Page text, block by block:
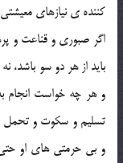
کننده ي نيازهاي
اگر صبوري و قناعت و
بايد از هر دو سو
و هر چه خواست انجام
تسليم و سکوت و تحمل و
و بي حرمتي هاي او